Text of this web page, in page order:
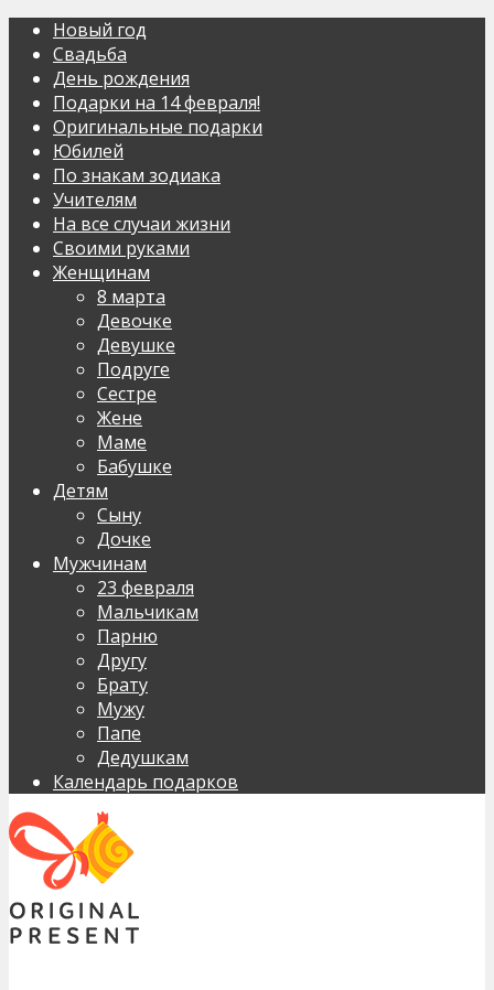
Новый год
Свадьба
День рождения
Подарки на 14 февраля!
Оригинальные подарки
Юбилей
По знакам зодиака
Учителям
На все случаи жизни
Своими руками
Женщинам
8 марта
Девочке
Девушке
Подруге
Сестре
Жене
Маме
Бабушке
Детям
Сыну
Дочке
Мужчинам
23 февраля
Мальчикам
Парню
Другу
Брату
Мужу
Папе
Дедушкам
Календарь подарков